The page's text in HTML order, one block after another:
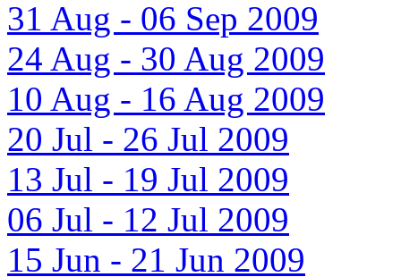
31 Aug - 06 Sep 2009
24 Aug - 30 Aug 2009
10 Aug - 16 Aug 2009
20 Jul - 26 Jul 2009
13 Jul - 19 Jul 2009
06 Jul - 12 Jul 2009
15 Jun - 21 Jun 2009